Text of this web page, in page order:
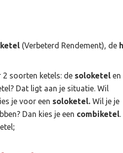
(Verbeterd Rendement), de
2 soorten ketels: de soloketel en
Dat ligt aan je situatie. Wil
je voor een soloketel. Wil je je
Dan kies je een combiketel.